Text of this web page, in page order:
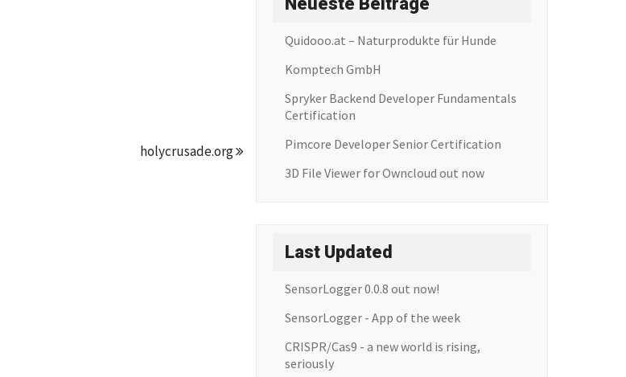
holycrusade.org
Quidooo.at – Naturprodukte für Hunde
Komptech GmbH
Spryker Backend Developer Fundamentals
Certification
Pimcore Developer Senior Certification
3D File Viewer for Owncloud out now
Last Updated
SensorLogger 0.0.8 out now!
SensorLogger - App of the week
CRISPR/Cas9 - a new world is rising,
seriously